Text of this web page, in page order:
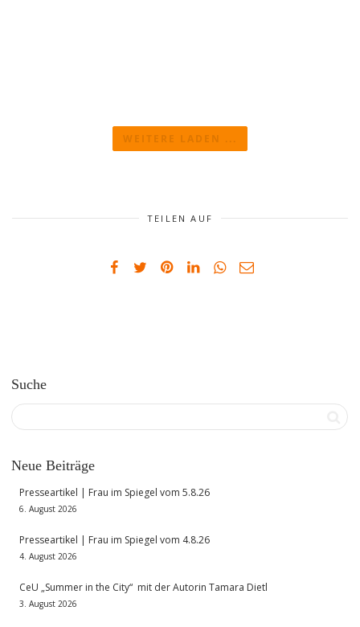
WEITERE LADEN ...
TEILEN AUF
Suche
Neue Beiträge
Presseartikel | Frau im Spiegel vom 5.8.26
6. August 2026
Presseartikel | Frau im Spiegel vom 4.8.26
4. August 2026
CeU „Summer in the City“ mit der Autorin Tamara Dietl
3. August 2026